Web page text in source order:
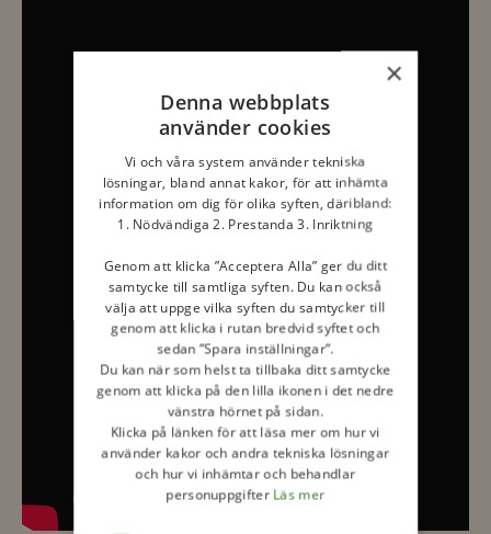
×
Denna webbplats
använder cookies
Vi och våra system använder tekniska
lösningar, bland annat kakor, för att inhämta
information om dig för olika syften, däribland:
1. Nödvändiga 2. Prestanda 3. Inriktning
Genom att klicka ”Acceptera Alla” ger du ditt
samtycke till samtliga syften. Du kan också
välja att uppge vilka syften du samtycker till
genom att klicka i rutan bredvid syftet och
sedan ”Spara inställningar”.
Du kan när som helst ta tillbaka ditt samtycke
genom att klicka på den lilla ikonen i det nedre
vänstra hörnet på sidan.
Klicka på länken för att läsa mer om hur vi
använder kakor och andra tekniska lösningar
och hur vi inhämtar och behandlar
personuppgifter Läs mer